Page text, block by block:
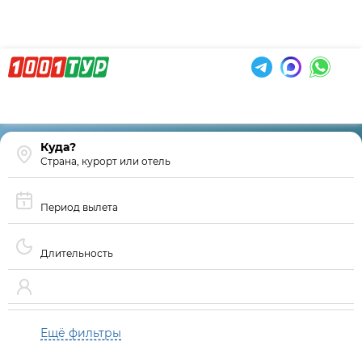
Страна, курорт или отель
Период вылета
Длительность
Ещё фильтры